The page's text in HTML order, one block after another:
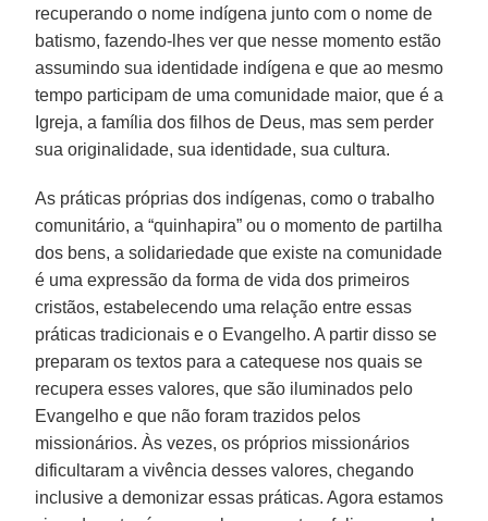
recuperando o nome indígena junto com o nome de
batismo, fazendo-lhes ver que nesse momento estão
assumindo sua identidade indígena e que ao mesmo
tempo participam de uma comunidade maior, que é a
Igreja, a família dos filhos de Deus, mas sem perder
sua originalidade, sua identidade, sua cultura.
As práticas próprias dos indígenas, como o trabalho
comunitário, a “quinhapira” ou o momento de partilha
dos bens, a solidariedade que existe na comunidade
é uma expressão da forma de vida dos primeiros
cristãos, estabelecendo uma relação entre essas
práticas tradicionais e o Evangelho. A partir disso se
preparam os textos para a catequese nos quais se
recupera esses valores, que são iluminados pelo
Evangelho e que não foram trazidos pelos
missionários. Às vezes, os próprios missionários
dificultaram a vivência desses valores, chegando
inclusive a demonizar essas práticas. Agora estamos